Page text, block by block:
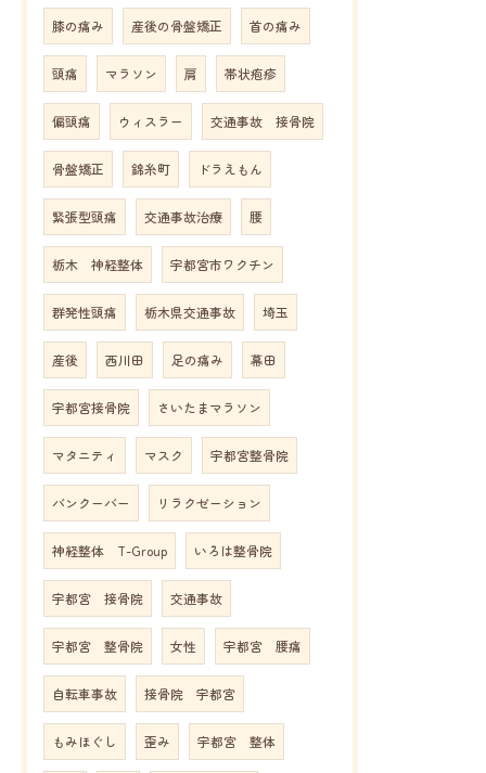
膝の痛み 産後の骨盤矯正 首の痛み
頭痛 マラソン 肩 帯状疱疹
偏頭痛 ウィスラー 交通事故 接骨院
骨盤矯正 錦糸町 ドラえもん
緊張型頭痛 交通事故治療 腰
栃木 神経整体 宇都宮市ワクチン
群発性頭痛 栃木県交通事故 埼玉
産後 西川田 足の痛み 幕田
宇都宮接骨院 さいたまマラソン
マタニティ マスク 宇都宮整骨院
バンクーバー リラクゼーション
神経整体 T-Group いろは整骨院
宇都宮 接骨院 交通事故
宇都宮 整骨院 女性 宇都宮 腰痛
自転車事故 接骨院 宇都宮
もみほぐし 歪み 宇都宮 整体